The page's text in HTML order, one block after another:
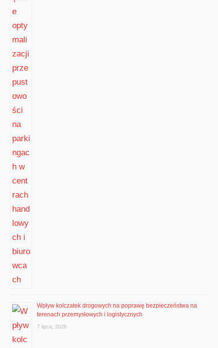
Wpływ kolczatek drogowych na poprawę bezpieczeństwa na
terenach przemysłowych i logistycznych
7 lipca, 2026